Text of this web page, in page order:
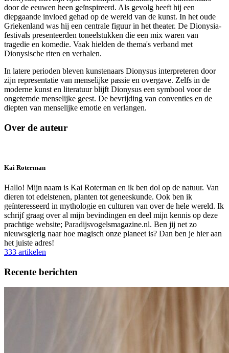
door de eeuwen heen geïnspireerd. Als gevolg heeft hij een
diepgaande invloed gehad op de wereld van de kunst. In het oude
Griekenland was hij een centrale figuur in het theater. De Dionysia-
festivals presenteerden toneelstukken die een mix waren van
tragedie en komedie. Vaak hielden de thema's verband met
Dionysische riten en verhalen.
In latere perioden bleven kunstenaars Dionysus interpreteren door
zijn representatie van menselijke passie en overgave. Zelfs in de
moderne kunst en literatuur blijft Dionysus een symbool voor de
ongetemde menselijke geest. De bevrijding van conventies en de
diepten van menselijke emotie en verlangen.
Over de auteur
Kai Roterman
Hallo! Mijn naam is Kai Roterman en ik ben dol op de natuur. Van
dieren tot edelstenen, planten tot geneeskunde. Ook ben ik
geïnteresseerd in mythologie en culturen van over de hele wereld. Ik
schrijf graag over al mijn bevindingen en deel mijn kennis op deze
prachtige website; Paradijsvogelsmagazine.nl. Ben jij net zo
nieuwsgierig naar hoe magisch onze planeet is? Dan ben je hier aan
het juiste adres!
333 artikelen
Recente berichten